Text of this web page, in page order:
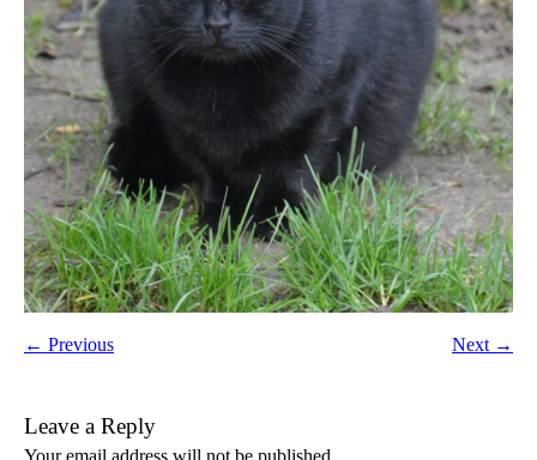
← Previous Next →
Leave a Reply
Your email address will not be published.